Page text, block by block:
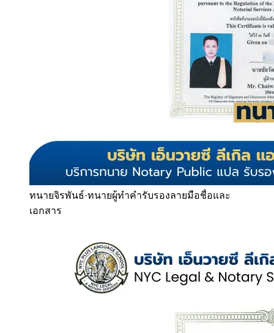
ทนายจิรพันธ์·ทนายผู้ทำคำรับรองลายมือชื่อและ
เอกสาร